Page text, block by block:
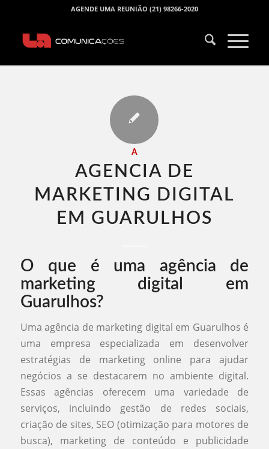
AGENDE UMA REUNIÃO (21) 98266-2020
A
AGENCIA DE
MARKETING DIGITAL
EM GUARULHOS​
O que é uma agência de
marketing digital em
Guarulhos?
Uma agência de marketing digital em Guarulhos é
uma empresa especializada em desenvolver
estratégias de marketing online para ajudar
negócios a se destacarem no ambiente digital.
Essas agências oferecem uma variedade de
serviços, incluindo gestão de redes sociais,
criação de sites, SEO (otimização para motores de
busca), marketing de conteúdo e publicidade